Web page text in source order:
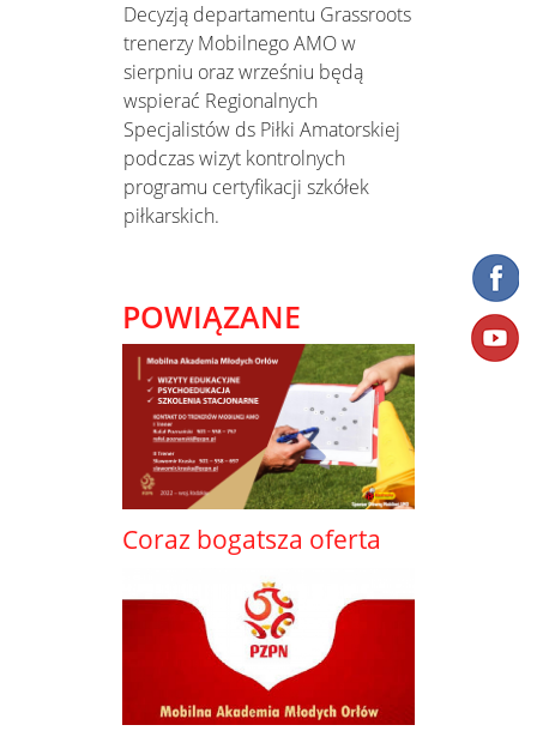
Decyzją departamentu Grassroots
trenerzy Mobilnego AMO w
sierpniu oraz wrześniu będą
wspierać Regionalnych
Specjalistów ds Piłki Amatorskiej
podczas wizyt kontrolnych
programu certyfikacji szkółek
piłkarskich.
POWIĄZANE
Coraz bogatsza oferta